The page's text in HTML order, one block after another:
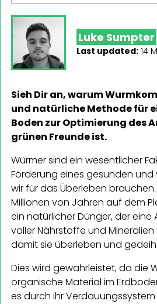
Luke Sumpter
Last updated: 14
Sieh Dir an, warum
und natürliche Methode für
Boden zur Optimierung des
grünen Freunde ist.
Würmer sind ein wesentlicher
Förderung eines gesunden und
wir für das Überleben
Millionen von Jahren auf dem
ein natürlicher Dünger, der
voller Nährstoffe und
damit sie überleben und
Dies wird gewährleistet, da die
organische Material im
es durch ihr Verdauungssystem